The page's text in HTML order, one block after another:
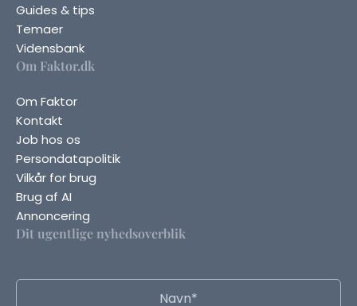
Guides & tips
Temaer
Vidensbank
Om Faktor.dk
Om Faktor
Kontakt
Job hos os
Persondatapolitik
Vilkår for brug
Brug af AI
Annoncering
Dit ugentlige nyhedsoverblik